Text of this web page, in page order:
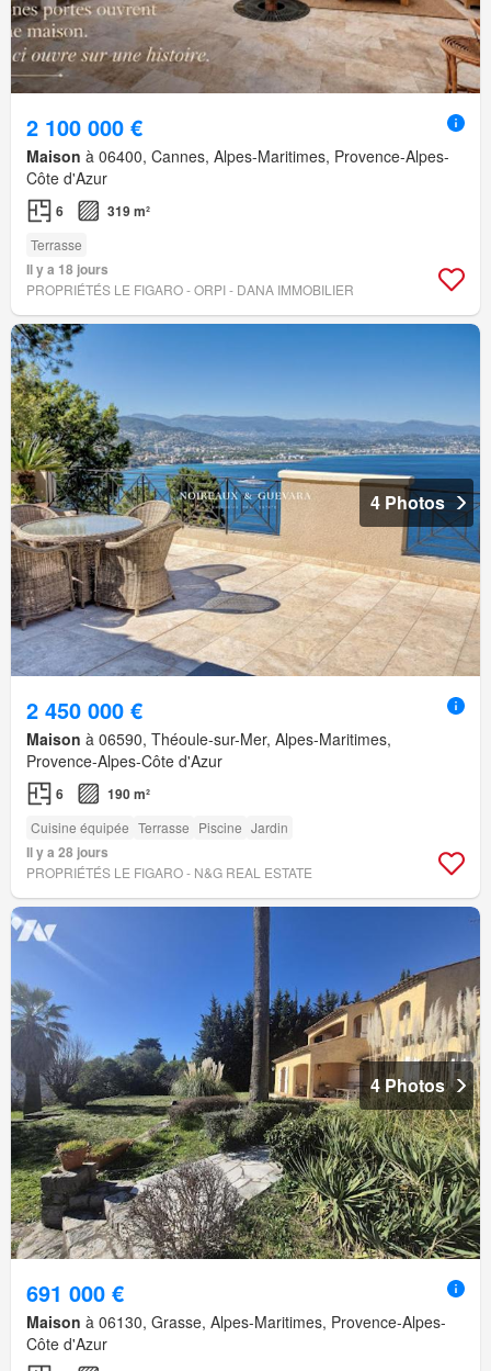
2 100 000 €
Maison à 06400, Cannes, Alpes-Maritimes, Provence-Alpes-
Côte d'Azur
6 319 m²
Terrasse
Il y a 18 jours
PROPRIÉTÉS LE FIGARO - ORPI - DANA IMMOBILIER
4 Photos
2 450 000 €
Maison à 06590, Théoule-sur-Mer, Alpes-Maritimes,
Provence-Alpes-Côte d'Azur
6 190 m²
Cuisine équipée Terrasse Piscine Jardin
Il y a 28 jours
PROPRIÉTÉS LE FIGARO - N&G REAL ESTATE
4 Photos
691 000 €
Maison à 06130, Grasse, Alpes-Maritimes, Provence-Alpes-
Côte d'Azur